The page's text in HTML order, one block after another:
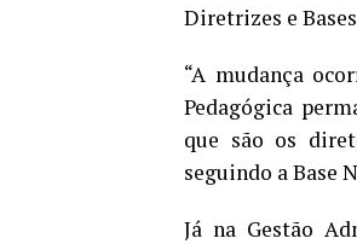
Diretrizes e
“A mudança
Pedagógica
que são os
seguindo a Base
Já na Gestão